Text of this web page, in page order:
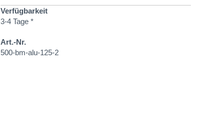
Verfügbarkeit
3-4 Tage *
Art.-Nr.
500-bm-alu-125-2